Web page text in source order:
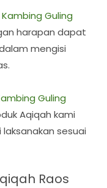
Guling
harapan dapat
mengisi
Guling
Aqiqah kami
sesuai
Raos